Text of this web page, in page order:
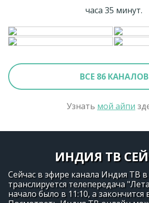
часа 35 минут.
ВСЕ 86 КАНАЛОВ
Узнать мой айпи
ИНДИЯ ТВ
Сейчас в эфире канала Индия ТВ в
транслируется телепередача
начало было в 11:10, а закончится